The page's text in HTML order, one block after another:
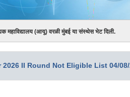
महाविद्यालय (आयू) वरळी मुंबई या संस्थेस भेट दिली.
2026 II Round Not Eligible List 04/